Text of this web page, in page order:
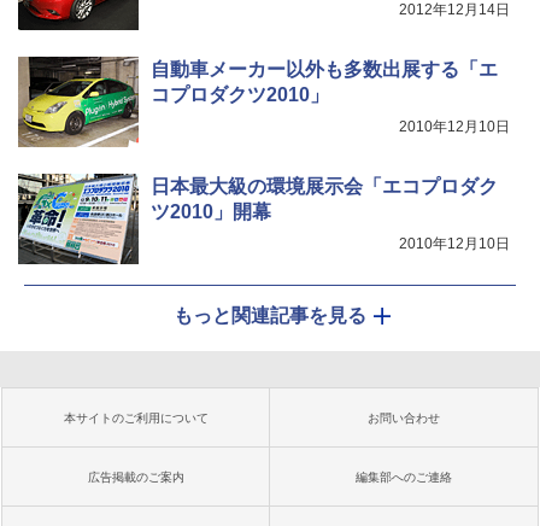
2012年12月14日
自動車メーカー以外も多数出展する「エ
コプロダクツ2010」
2010年12月10日
日本最大級の環境展示会「エコプロダク
ツ2010」開幕
2010年12月10日
もっと関連記事を見る
本サイトのご利用について お問い合わせ
広告掲載のご案内 編集部へのご連絡